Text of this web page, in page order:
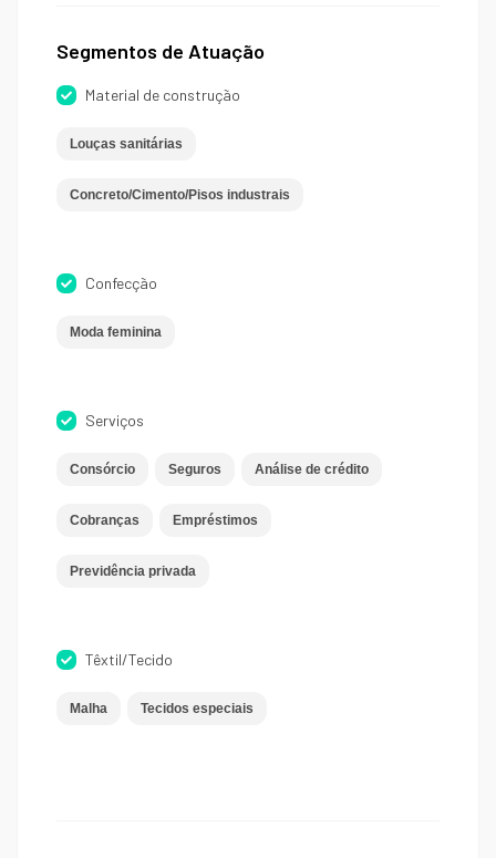
Segmentos de Atuação
Material de construção
Louças sanitárias
Concreto/Cimento/Pisos industrais
Confecção
Moda feminina
Serviços
Consórcio Seguros Análise de crédito
Cobranças Empréstimos
Previdência privada
Têxtil/Tecido
Malha Tecidos especiais